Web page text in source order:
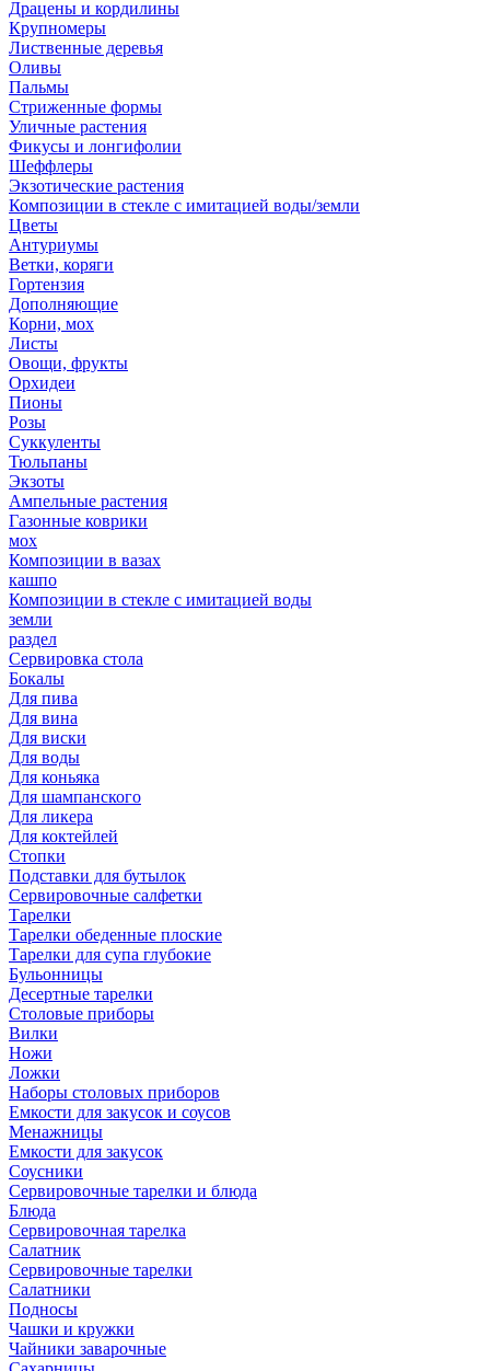
Драцены и кордилины
Крупномеры
Лиственные деревья
Оливы
Пальмы
Стриженные формы
Уличные растения
Фикусы и лонгифолии
Шеффлеры
Экзотические растения
Композиции в стекле с имитацией воды/земли
Цветы
Антуриумы
Ветки, коряги
Гортензия
Дополняющие
Корни, мох
Листы
Овощи, фрукты
Орхидеи
Пионы
Розы
Суккуленты
Тюльпаны
Экзоты
Ампельные растения
Газонные коврики
мох
Композиции в вазах
кашпо
Композиции в стекле с имитацией воды
земли
раздел
Сервировка стола
Бокалы
Для пива
Для вина
Для виски
Для воды
Для коньяка
Для шампанского
Для ликера
Для коктейлей
Стопки
Подставки для бутылок
Сервировочные салфетки
Тарелки
Тарелки обеденные плоские
Тарелки для супа глубокие
Бульонницы
Десертные тарелки
Столовые приборы
Вилки
Ножи
Ложки
Наборы столовых приборов
Емкости для закусок и соусов
Менажницы
Емкости для закусок
Соусники
Сервировочные тарелки и блюда
Блюда
Сервировочная тарелка
Салатник
Сервировочные тарелки
Салатники
Подносы
Чашки и кружки
Чайники заварочные